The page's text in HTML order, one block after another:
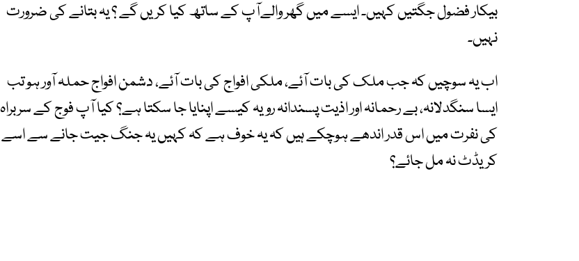
بیکار فضول جگتیں کہیں۔ ایسے میں گھر والےآپ کے ساتھ کیا کریں گے ؟ یہ بتانے کی ضرورت
نہیں۔
اب یہ سوچیں کہ جب ملک کی بات آئے، ملکی افواج کی بات آئے، دشمن افواج حملہ آور ہو تب
ایسا سنگدلانہ، بے رحمانہ اور اذیت پسندانہ رویہ کیسے اپنایا جا سکتا ہے؟ کیا آپ فوج کے سربراہ
کی نفرت میں اس قدر اندھے ہوچکے ہیں کہ یہ خوف ہے کہ کہیں یہ جنگ جیت جانے سے اسے
کریڈٹ نہ مل جائے؟